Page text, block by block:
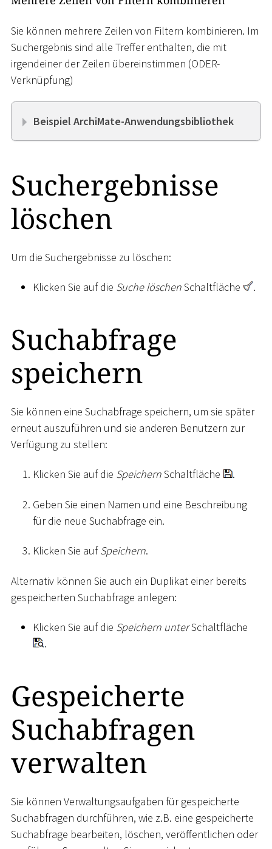
Sie können mehrere Zeilen von Filtern kombinieren. Im
Suchergebnis sind alle Treffer enthalten, die mit
irgendeiner der Zeilen übereinstimmen (ODER-
Verknüpfung)
Beispiel ArchiMate-Anwendungsbibliothek
Suchergebnisse
löschen
Um die Suchergebnisse zu löschen:
Klicken Sie auf die Suche löschenSchaltfläche .
Suchabfrage
speichern
Sie können eine Suchabfrage speichern, um sie später
erneut auszuführen und sie anderen Benutzern zur
Verfügung zu stellen:
Klicken Sie auf die SpeichernSchaltfläche .
Geben Sie einen Namen und eine Beschreibung
für die neue Suchabfrage ein.
Klicken Sie aufSpeichern.
Alternativ können Sie auch ein Duplikat einer bereits
gespeicherten Suchabfrage anlegen:
Klicken Sie auf die Speichern unterSchaltfläche
.
Gespeicherte
Suchabfragen
verwalten
Sie können Verwaltungsaufgaben für gespeicherte
Suchabfragen durchführen, wie z.B. eine gespeicherte
Suchabfrage bearbeiten, löschen, veröffentlichen oder